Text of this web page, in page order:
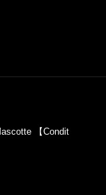
【Condit